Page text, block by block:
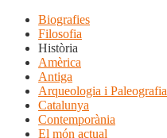
Biografies
Filosofia
Història
Amèrica
Antiga
Arqueologia i Paleografia
Catalunya
Contemporània
El món actual